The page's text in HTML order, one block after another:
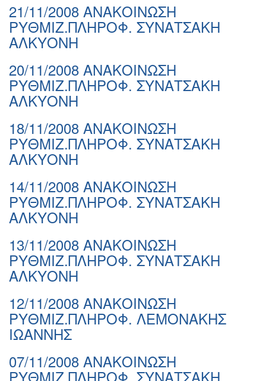
21/11/2008 ΑΝΑΚΟΙΝΩΣΗ
ΡΥΘΜΙΖ.ΠΛΗΡΟΦ. ΣΥΝΑΤΣΑΚΗ
ΑΛΚΥΟΝΗ
20/11/2008 ΑΝΑΚΟΙΝΩΣΗ
ΡΥΘΜΙΖ.ΠΛΗΡΟΦ. ΣΥΝΑΤΣΑΚΗ
ΑΛΚΥΟΝΗ
18/11/2008 ΑΝΑΚΟΙΝΩΣΗ
ΡΥΘΜΙΖ.ΠΛΗΡΟΦ. ΣΥΝΑΤΣΑΚΗ
ΑΛΚΥΟΝΗ
14/11/2008 ΑΝΑΚΟΙΝΩΣΗ
ΡΥΘΜΙΖ.ΠΛΗΡΟΦ. ΣΥΝΑΤΣΑΚΗ
ΑΛΚΥΟΝΗ
13/11/2008 ΑΝΑΚΟΙΝΩΣΗ
ΡΥΘΜΙΖ.ΠΛΗΡΟΦ. ΣΥΝΑΤΣΑΚΗ
ΑΛΚΥΟΝΗ
12/11/2008 ΑΝΑΚΟΙΝΩΣΗ
ΡΥΘΜΙΖ.ΠΛΗΡΟΦ. ΛΕΜΟΝΑΚΗΣ
ΙΩΑΝΝΗΣ
07/11/2008 ΑΝΑΚΟΙΝΩΣΗ
ΡΥΘΜΙΖ.ΠΛΗΡΟΦ. ΣΥΝΑΤΣΑΚΗ